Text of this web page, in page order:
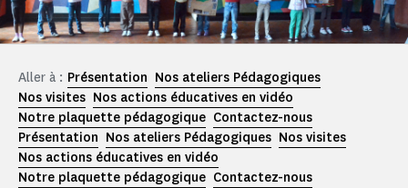
Aller à : Présentation Nos ateliers Pédagogiques
Nos visites Nos actions éducatives en vidéo
Notre plaquette pédagogique Contactez-nous
Présentation Nos ateliers Pédagogiques Nos visites
Nos actions éducatives en vidéo
Notre plaquette pédagogique Contactez-nous